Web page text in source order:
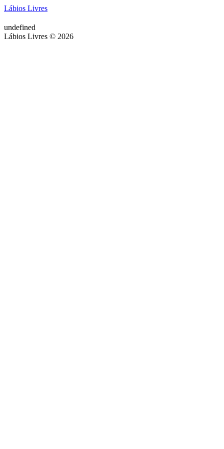
Lábios Livres
undefined
Lábios Livres © 2026